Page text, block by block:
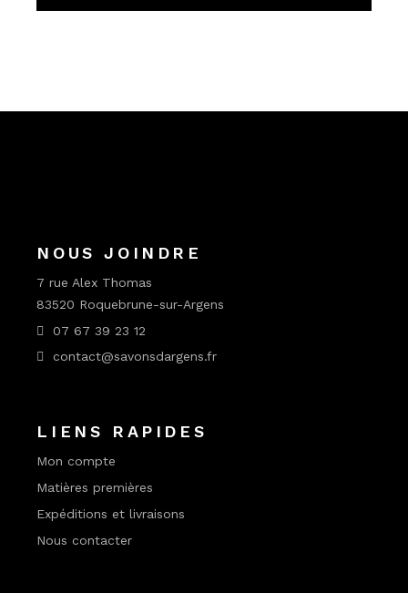
NOUS JOINDRE
7 rue Alex Thomas
83520 Roquebrune-sur-Argens
07 67 39 23 12
contact@savonsdargens.fr
LIENS RAPIDES
Mon compte
Matières premières
Expéditions et livraisons
Nous contacter